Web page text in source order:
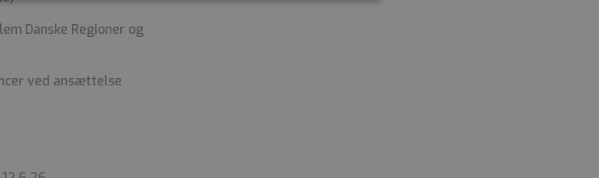
Danske Regioner og
ved ansættelse